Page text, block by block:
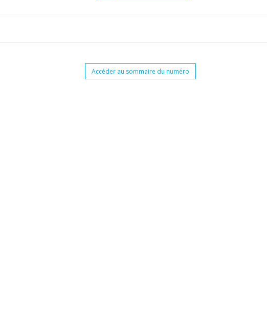
Accéder au sommaire du numéro